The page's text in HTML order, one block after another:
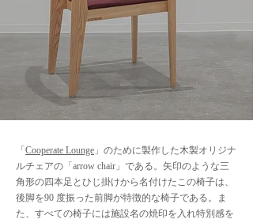
「 Cooperate Lounge 」のために製作した木製オリジナ
ルチェアの「arrow chair」である。矢印のような三
角形の四本足とひじ掛けから名付けたこの椅子は、
後脚を90 度振った前脚が特徴的な椅子である。ま
た、すべての椅子には施設名の焼印を入れ特別感を